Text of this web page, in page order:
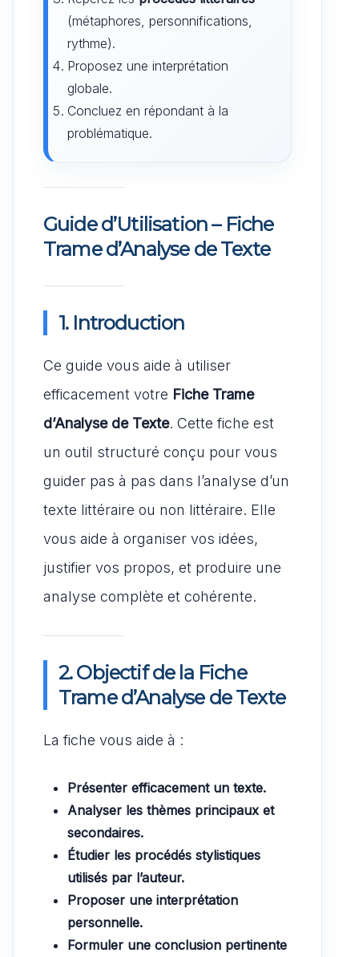
(métaphores, personnifications,
rythme).
Proposez une interprétation
globale.
Concluez en répondant à la
problématique.
Guide d’Utilisation – Fiche
Trame d’Analyse de Texte
1. Introduction
Ce guide vous aide à utiliser
efficacement votre Fiche Trame
d’Analyse de Texte. Cette fiche est
un outil structuré conçu pour vous
guider pas à pas dans l’analyse d’un
texte littéraire ou non littéraire. Elle
vous aide à organiser vos idées,
justifier vos propos, et produire une
analyse complète et cohérente.
2. Objectif de la Fiche
Trame d’Analyse de Texte
La fiche vous aide à :
Présenter efficacement un texte.
Analyser les thèmes principaux et
secondaires.
Étudier les procédés stylistiques
utilisés par l’auteur.
Proposer une interprétation
personnelle.
Formuler une conclusion pertinente